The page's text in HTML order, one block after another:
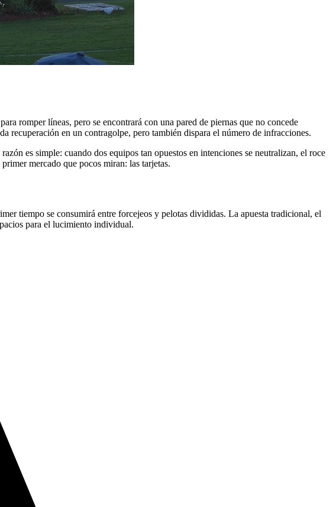
romper líneas, pero se encontrará con una pared de piernas que no concede
recuperación en un contragolpe, pero también dispara el número de infracciones.
razón es simple: cuando dos equipos tan opuestos en intenciones se neutralizan, el roce
mercado que pocos miran: las tarjetas.
tiempo se consumirá entre forcejeos y pelotas divididas. La apuesta tradicional, el
para el lucimiento individual.